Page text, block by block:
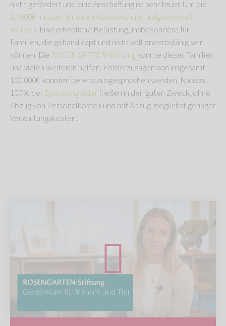
nicht gefördert und eine Anschaffung ist sehr teuer. Um die
10.000€ müssen für einen Assistenzhund aufgewendet
werden. Eine erhebliche Belastung, insbesondere für
Familien, die gehandicapt und nicht voll erwerbsfähig sein
können. Die ROSENGARTEN-Stiftungkonnte dieser Familien
und vielen weiteren helfen. Förderzusagen von insgesamt
100.000€ konnten bereits ausgesprochen werden. Nahezu
100% derSpendengelderfließen in den guten Zweck, ohne
Abzug von Personalkosten und mit Abzug möglichst geringer
Verwaltungskosten.